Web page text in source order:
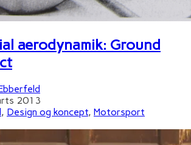
aerodynamik: Ground
2013
, Design og koncept, Motorsport